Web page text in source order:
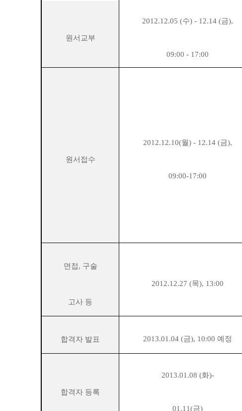
원서교부
2012.12.05 (수) - 12.14 (금),
09:00 - 17:00
원서접수
2012.12.10(월) - 12.14 (금),
09:00-17:00
면접, 구술
고사 등
2012.12.27 (목), 13:00
합격자 발표 2013.01.04 (금), 10:00 예정
합격자 등록
2013.01.08 (화)-
01.11(금)